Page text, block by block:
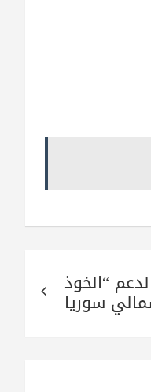
“الخوذ
سوريا